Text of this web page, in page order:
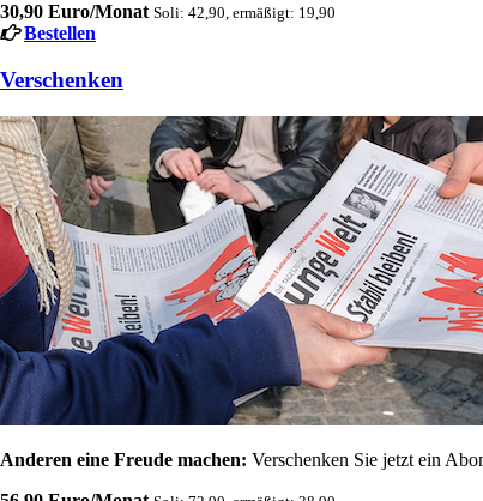
30,90 Euro/Monat Soli: 42,90, ermäßigt: 19,90
Bestellen
Verschenken
Anderen eine Freude machen: Verschenken Sie jetzt ein